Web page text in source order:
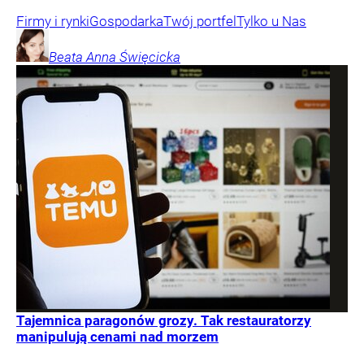
Firmy i rynkiGospodarkaTwój portfelTylko u Nas
Beata Anna Święcicka
Tajemnica paragonów grozy. Tak restauratorzy
manipulują cenami nad morzem